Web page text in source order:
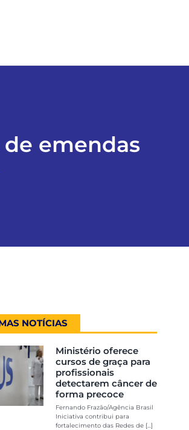
emendas
NOTÍCIAS
Ministério oferece
cursos de graça para
profissionais
detectarem câncer de
forma precoce
Fernando Frazão/Agência Brasil
Iniciativa contribui para
fortalecimento das Redes de [...]